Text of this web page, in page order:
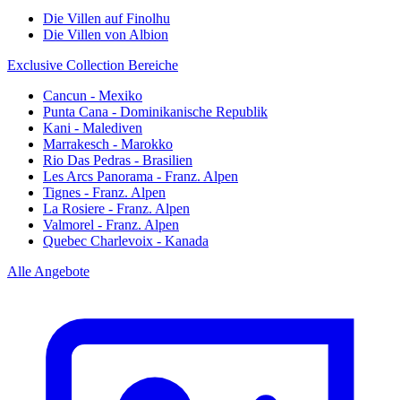
Die Villen auf Finolhu
Die Villen von Albion
Exclusive Collection Bereiche
Cancun - Mexiko
Punta Cana - Dominikanische Republik
Kani - Malediven
Marrakesch - Marokko
Rio Das Pedras - Brasilien
Les Arcs Panorama - Franz. Alpen
Tignes - Franz. Alpen
La Rosiere - Franz. Alpen
Valmorel - Franz. Alpen
Quebec Charlevoix - Kanada
Alle Angebote